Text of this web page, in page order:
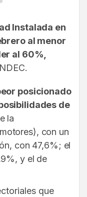
Instalada en
al menor
al 60%,
posicionado
de
la
con un
con 47,6%; el
y el de
que